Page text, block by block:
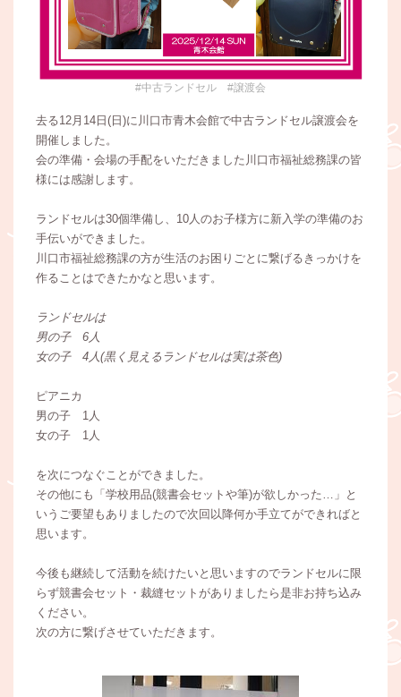
#中古ランドセル #譲渡会
去る12月14日(日)に川口市青木会館で中古ランドセル譲渡会を
開催しました。
会の準備・会場の手配をいただきました川口市福祉総務課の皆
様には感謝します。
ランドセルは30個準備し、10人のお子様方に新入学の準備のお
手伝いができました。
川口市福祉総務課の方が生活のお困りごとに繋げるきっかけを
作ることはできたかなと思います。
ランドセルは
男の子 6人
女の子 4人(黒く見えるランドセルは実は茶色)
ピアニカ
男の子 1人
女の子 1人
を次につなぐことができました。
その他にも「学校用品(競書会セットや筆)が欲しかった…」と
いうご要望もありましたので次回以降何か手立てができればと
思います。
今後も継続して活動を続けたいと思いますのでランドセルに限
らず競書会セット・裁縫セットがありましたら是非お持ち込み
ください。
次の方に繋げさせていただきます。